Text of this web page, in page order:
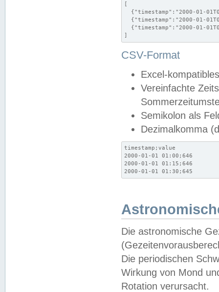
[
{"timestamp":"2000-01-
{"timestamp":"2000-01-
{"timestamp":"2000-01-
]
CSV-Format
Excel-
Vereinfachte
Semikolon als
Dezimalkomma
timestamp;value
2000-01-01 01:00;646
2000-01-01 01:15;646
2000-01-01 01:30;645
Die astronomische
Die periodischen
Wirkung von Mond
Rotation verursacht.